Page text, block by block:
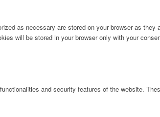
as necessary are stored on your browser as they
will be stored in your browser only with your
and security features of the website.